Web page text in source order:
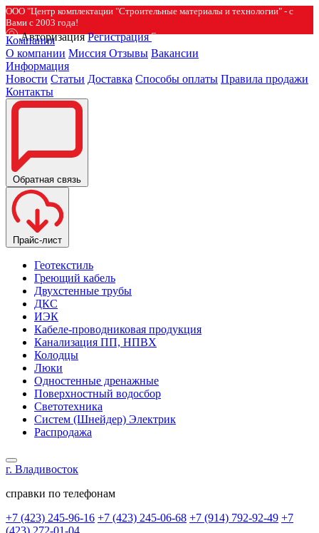
ООО "Центр комплектации "Строительные материалы и технологии" - с
Вами с 2003 года!
Авторизация Регистрация
Компания
О компании Миссия Отзывы Вакансии
Информация
Новости Статьи Доставка Способы оплаты Правила продажи
Контакты
Обратная связь
Прайс-лист
Геотекстиль
Греющий кабель
Двухстенные трубы
ДКС
ИЭК
Кабеле-проводниковая продукция
Канализация ПП, НПВХ
Колодцы
Люки
Одностенные дренажные
Поверхностный водосбор
Светотехника
Систем (Шнейдер) Электрик
Распродажа
г. Владивосток
справки по телефонам
+7 (423) 245-96-16 +7 (423) 245-06-68 +7 (914) 792-92-49 +7
(423) 272-01-04